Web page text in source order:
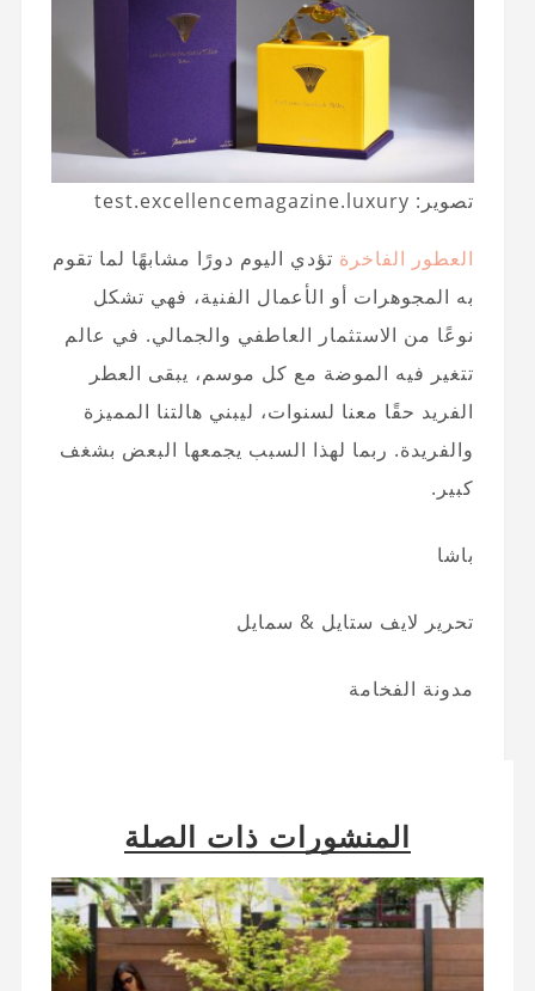
تصوير: test.excellencemagazine.luxury
العطور الفاخرة تؤدي اليوم دورًا مشابهًا لما تقوم
به المجوهرات أو الأعمال الفنية، فهي تشكل
نوعًا من الاستثمار العاطفي والجمالي. في عالم
تتغير فيه الموضة مع كل موسم، يبقى العطر
الفريد حقًا معنا لسنوات، ليبني هالتنا المميزة
والفريدة. ربما لهذا السبب يجمعها البعض بشغف
كبير.
باشا
تحرير لايف ستايل & سمايل
مدونة الفخامة
المنشورات ذات الصلة